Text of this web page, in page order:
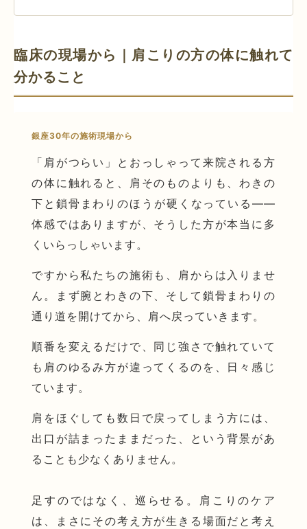
臨床の現場から｜肩こりの方の体に触れて
分かること
銀座30年の施術現場から
「肩がつらい」とおっしゃって来院される方
の体に触れると、肩そのものよりも、わきの
下と鎖骨まわりのほうが硬くなっている——
体感ではありますが、そうした方が本当に多
くいらっしゃいます。
ですから私たちの施術も、肩からは入りませ
ん。まず腕とわきの下、そして鎖骨まわりの
通り道を開けてから、肩へ戻っていきます。
順番を変えるだけで、同じ強さで触れていて
も肩のゆるみ方が違ってくるのを、日々感じ
ています。
肩をほぐしても数日で戻ってしまう方には、
出口が詰まったままだった、という背景があ
ることも少なくありません。
足すのではなく、巡らせる。肩こりのケア
は、まさにその考え方が生きる場面だと考え